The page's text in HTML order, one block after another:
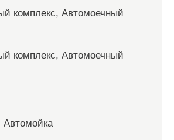
комплекс, Автомоечный
комплекс, Автомоечный
Автомойка